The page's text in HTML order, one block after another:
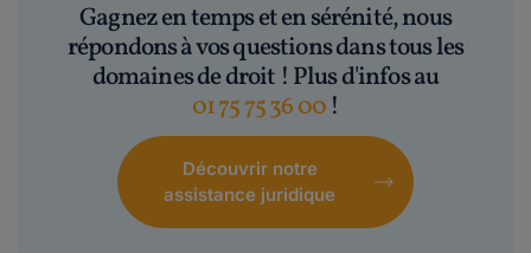
Gagnez en temps et en sérénité, nous
répondons à vos questions dans tous les
domaines de droit ! Plus d'infos au
01 75 75 36 00 !
Découvrir notre
assistance juridique